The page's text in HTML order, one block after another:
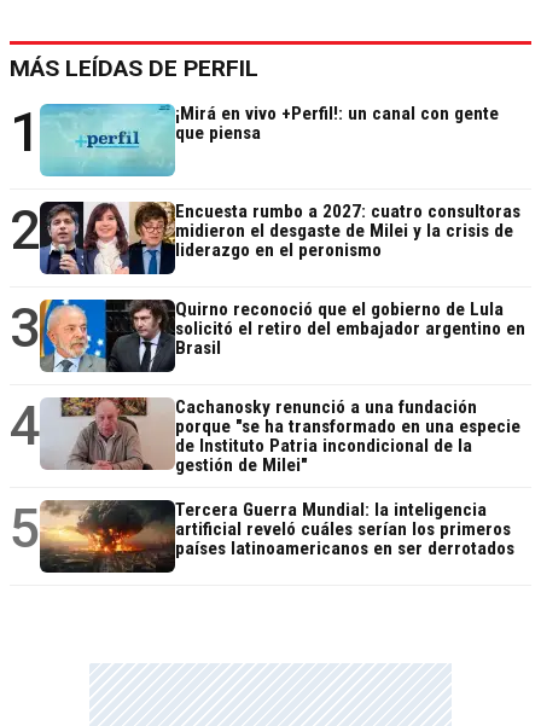
MÁS LEÍDAS DE PERFIL
1
¡Mirá en vivo +Perfil!: un canal con gente
que piensa
2
Encuesta rumbo a 2027: cuatro consultoras
midieron el desgaste de Milei y la crisis de
liderazgo en el peronismo
3
Quirno reconoció que el gobierno de Lula
solicitó el retiro del embajador argentino en
Brasil
4
Cachanosky renunció a una fundación
porque "se ha transformado en una especie
de Instituto Patria incondicional de la
gestión de Milei"
5
Tercera Guerra Mundial: la inteligencia
artificial reveló cuáles serían los primeros
países latinoamericanos en ser derrotados